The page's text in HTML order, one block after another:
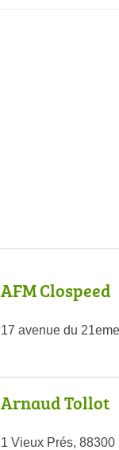
AFM Clospeed
17 avenue du
Arnaud Tollot
1 Vieux Prés,